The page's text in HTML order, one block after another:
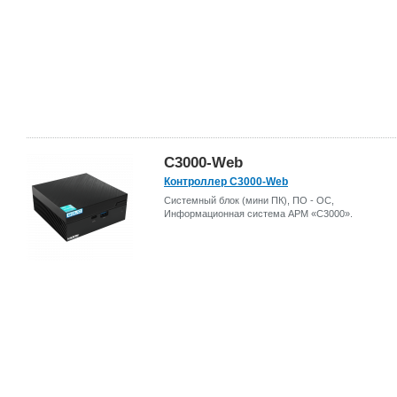
С3000-Web
Контроллер С3000-Web
Системный блок (мини ПК), ПО - ОС,
Информационная система АРМ «С3000».